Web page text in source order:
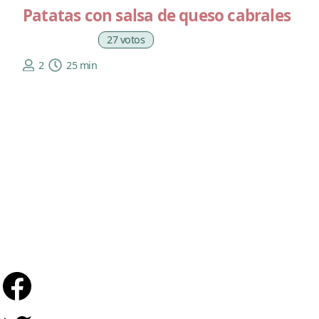
Patatas con salsa de queso cabrales
27 votos
2
25 min